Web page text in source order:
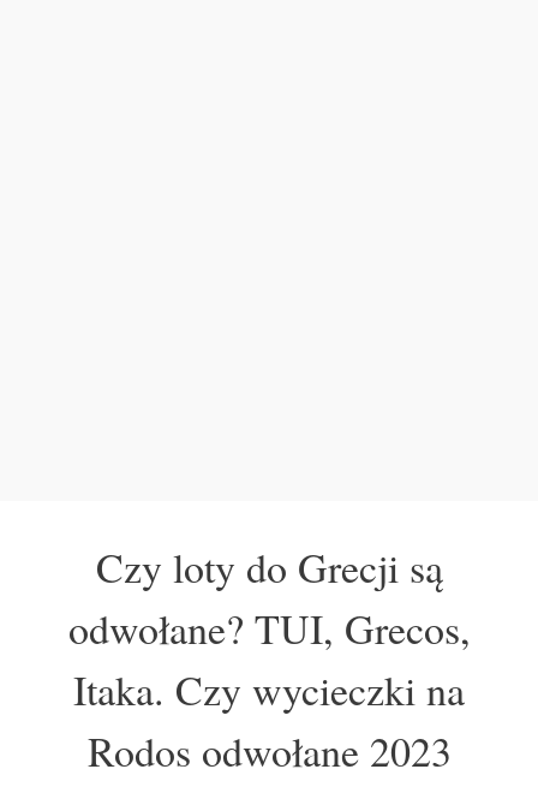
Czy loty do Grecji są
odwołane? TUI, Grecos,
Itaka. Czy wycieczki na
Rodos odwołane 2023